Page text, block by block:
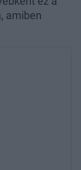
amiben